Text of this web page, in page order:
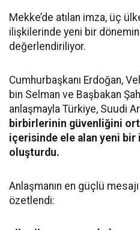
Mekke’de atılan imza, üç
ilişkilerinde yeni bir dönemin
değerlendiriliyor.
Cumhurbaşkanı Erdoğan,
bin Selman ve Başbakan
anlaşmayla Türkiye, Suudi
birbirlerinin güvenliğini
içerisinde ele alan yeni
oluşturdu.
Anlaşmanın en güçlü
özetlendi: